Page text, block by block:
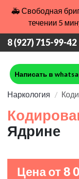
🚑 Свободная
течении 5
8 (927) 715-99-42
Написать в
Наркология
Ядрине
Цена от 8